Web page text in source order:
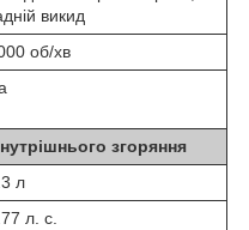
викид
об/хв
згоряння
л
л. с.